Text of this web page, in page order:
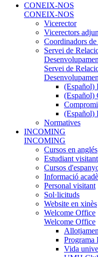
CONEIX-NOS
CONEIX-NOS
Vicerector
Vicerectors
Coordinadors
Servei de
Servei de
(Español)
(Español)
(Español)
Normatives
INCOMING
INCOMING
Cursos en anglés
Estudiant visitant
Cursos
Informació
Personal visitant
Sol·licituds
Website en xinès
Welcome Office
Welcome Office
Programa
Vida